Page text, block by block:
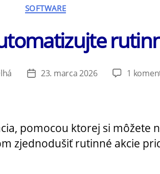
Kategórie
SOFTWARE
Dátum
23. marca 2026 1
pomocou ktorej si môžete
zjednodušiť rutinné akcie